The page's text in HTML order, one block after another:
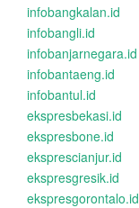
infobangkalan.id
infobangli.id
infobanjarnegara.id
infobantaeng.id
infobantul.id
ekspresbekasi.id
ekspresbone.id
eksprescianjur.id
ekspresgresik.id
ekspresgorontalo.id